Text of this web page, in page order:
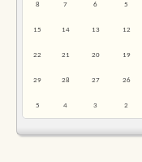
5
6
7
8
12
13
14
15
19
20
21
22
26
27
28
29
2
3
4
5